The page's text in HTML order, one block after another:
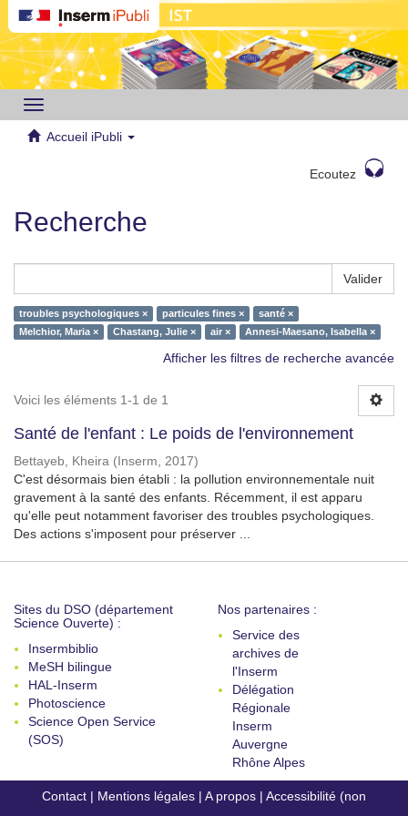
Toggle
navigation
Accueil iPubli
Ecoutez
Recherche
Valider
troubles psychologiques × particules fines ×
santé ×
Melchior, Maria ×
Chastang, Julie × air × Annesi-Maesano, Isabella ×
Afficher les filtres de recherche avancée
Voici les éléments 1-1 de 1
Santé de l'enfant : Le poids de l'environnement
Bettayeb, Kheira ( Inserm, 2017)
C'est désormais bien établi : la pollution environnementale nuit
gravement à la santé des enfants. Récemment, il est apparu
qu'elle peut notamment favoriser des troubles psychologiques.
Des actions s'imposent pour préserver ...
Sites du DSO (département
Science Ouverte) :
Insermbiblio
MeSH bilingue
HAL-Inserm
Photoscience
Science Open Service
(SOS)
Nos partenaires :
Service des
archives de
l'Inserm
Délégation
Régionale
Inserm
Auvergne
Rhône Alpes
Contact | Mentions légales | A propos | Accessibilité (non